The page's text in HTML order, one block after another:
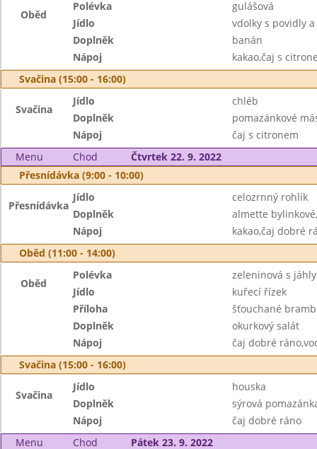
Oběd
Polévka
gulášová
Jídlo
vdolky s povidly
Doplněk
banán
Nápoj
kakao,čaj s
Svačina (15:00 - 16:00)
Svačina
Jídlo
chléb
Doplněk
pomazánkové
Nápoj
čaj s citronem
Menu
Chod
Čtvrtek 22. 9. 2022
Přesnídávka (9:00 - 10:00)
Přesnídávka
Jídlo
celozrnný rohlík
Doplněk
almette
Nápoj
kakao,čaj dobré
Oběd (11:00 - 14:00)
Oběd
Polévka
zeleninová s jáhly
Jídlo
kuřecí řízek
Příloha
šťouchané
Doplněk
okurkový salát
Nápoj
čaj dobré
Svačina (15:00 - 16:00)
Svačina
Jídlo
houska
Doplněk
sýrová
Nápoj
čaj dobré ráno
Menu
Chod Pátek 23. 9. 2022